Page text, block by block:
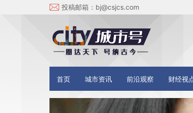
投稿邮箱： bj@csjcs.com
首页 城市资讯 前沿观察 财经视